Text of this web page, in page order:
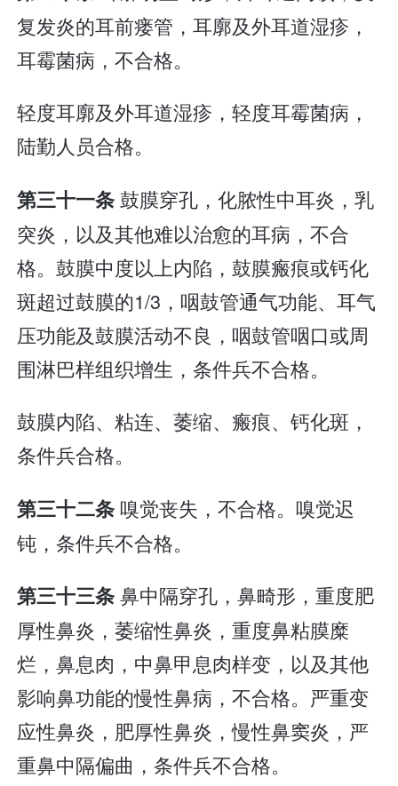
复发炎的耳前瘘管，耳廓及外耳道湿疹，
耳霉菌病，不合格。
轻度耳廓及外耳道湿疹，轻度耳霉菌病，
陆勤人员合格。
第三十一条鼓膜穿孔，化脓性中耳炎，乳
突炎，以及其他难以治愈的耳病，不合
格。鼓膜中度以上内陷，鼓膜瘢痕或钙化
斑超过鼓膜的1/3，咽鼓管通气功能、耳气
压功能及鼓膜活动不良，咽鼓管咽口或周
围淋巴样组织增生，条件兵不合格。
鼓膜内陷、粘连、萎缩、瘢痕、钙化斑，
条件兵合格。
第三十二条 嗅觉丧失，不合格。嗅觉迟
钝，条件兵不合格。
第三十三条鼻中隔穿孔，鼻畸形，重度肥
厚性鼻炎，萎缩性鼻炎，重度鼻粘膜糜
烂，鼻息肉，中鼻甲息肉样变，以及其他
影响鼻功能的慢性鼻病，不合格。严重变
应性鼻炎，肥厚性鼻炎，慢性鼻窦炎，严
重鼻中隔偏曲，条件兵不合格。